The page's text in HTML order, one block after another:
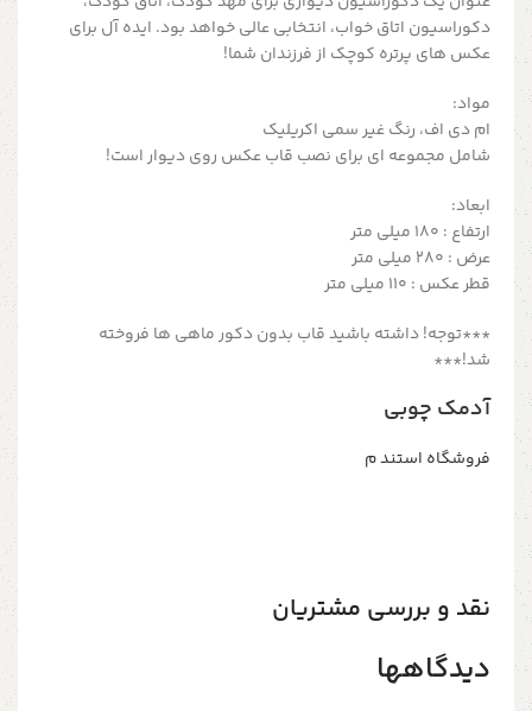
دکوراسیون اتاق خواب، انتخابی عالی خواهد بود. ایده آل برای
عکس های پرتره کوچک از فرزندان شما!
مواد:
ام دی اف، رنگ غیر سمی اکریلیک
شامل مجموعه ای برای نصب قاب عکس روی دیوار است!
ابعاد:
ارتفاع : 180 میلی متر
عرض : 280 میلی متر
قطر عکس : 110 میلی متر
***توجه! داشته باشید قاب بدون دکور ماهی ها فروخته
شد!***
آدمک چوبی
فروشگاه استند م
نقد و بررسی مشتریان
دیدگاهها